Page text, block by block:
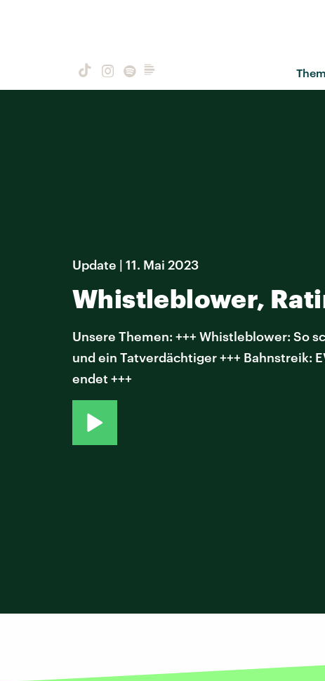
Update | 11. Mai 2023
Whistleblower,
Unsere Themen: +++ Whistleblower: So
und ein Tatverdächtiger +++ Bahnstreik:
endet +++